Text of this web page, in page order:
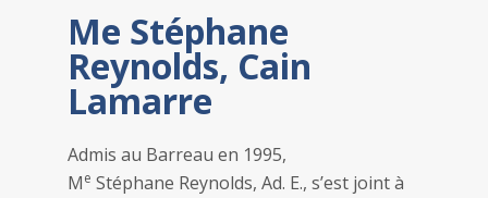
Me Stéphane
Reynolds, Cain
Lamarre
Admis au Barreau en 1995,
Me Stéphane Reynolds, Ad. E., s’est joint à